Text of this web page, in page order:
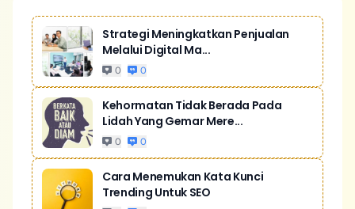
Strategi Meningkatkan Penjualan
Melalui Digital Ma...
0 0
Kehormatan Tidak Berada Pada
Lidah Yang Gemar Mere...
0 0
Cara Menemukan Kata Kunci
Trending Untuk SEO